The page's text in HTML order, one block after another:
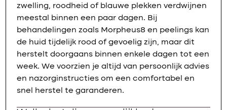
zwelling, roodheid of blauwe plekken verdwijnen
meestal binnen een paar dagen. Bij
behandelingen zoals Morpheus8 en peelings kan
de huid tijdelijk rood of gevoelig zijn, maar dit
herstelt doorgaans binnen enkele dagen tot een
week. We voorzien je altijd van persoonlijk advies
en nazorginstructies om een comfortabel en
snel herstel te garanderen.